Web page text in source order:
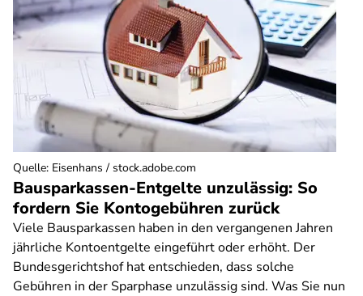
Bausparkassen-Entgelte unzulässig: So
fordern Sie Kontogebühren zurück
Viele Bausparkassen haben in den vergangenen Jahren
jährliche Kontoentgelte eingeführt oder erhöht. Der
Bundesgerichtshof hat entschieden, dass solche
Gebühren in der Sparphase unzulässig sind. Was Sie nun
Quelle: Eisenhans / stock.adobe.com